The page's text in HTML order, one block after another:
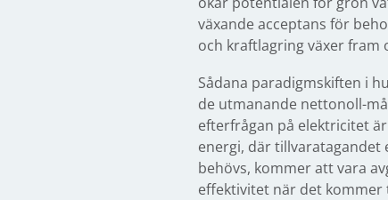
växande acceptans för
och kraftlagring växer fram
Sådana paradigmskiften i
de utmanande nettonoll-
efterfrågan på elektricitet
energi, där tillvaratagandet
behövs, kommer att vara
effektivitet när det kommer